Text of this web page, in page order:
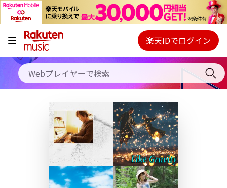
キャンペーン
料金プラン
使い方
初回30日間無料お試し
Webプレイヤー
ご契約内容の確認・変更
楽天IDでログイン